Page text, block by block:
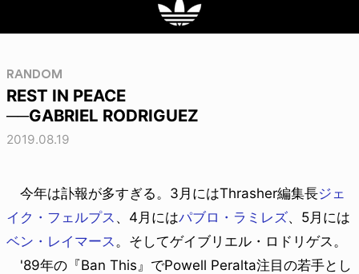
RANDOM
REST IN PEACE
──GABRIEL RODRIGUEZ
2019.08.19
今年は訃報が多すぎる。3月にはThrasher編集長ジェ
イク・フェルプス 、4月にはパブロ・ラミレズ、5月には
ベン・レイマース 。そしてゲイブリエル・ロドリゲス。
'89年の『Ban This』でPowell Peralta注目の若手とし